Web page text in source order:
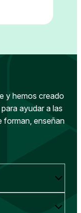
y hemos creado
ayudar a las
forman, enseñan